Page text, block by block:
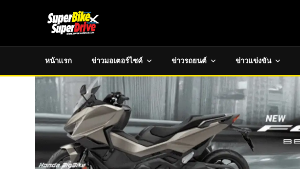
หน้าแรก ข่าวมอเตอร์ไซค์ ข่าวรถยนต์ ข่าวแข่งขัน